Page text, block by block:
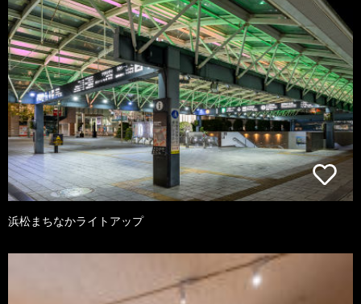
浜松まちなかライトアップ